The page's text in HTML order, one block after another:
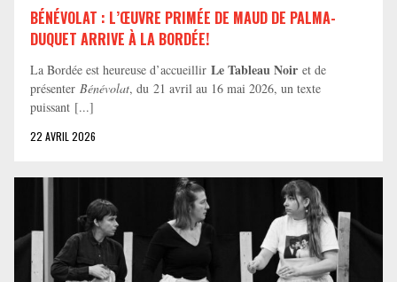
BÉNÉVOLAT : L’ŒUVRE PRIMÉE DE MAUD DE PALMA-
DUQUET ARRIVE À LA BORDÉE!
La Bordée est heureuse d’accueillir Le Tableau Noir et de
présenter Bénévolat, du 21 avril au 16 mai 2026, un texte
puissant [...]
22 AVRIL 2026